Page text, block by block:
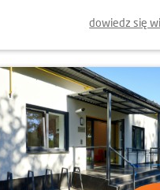
dowiedz się